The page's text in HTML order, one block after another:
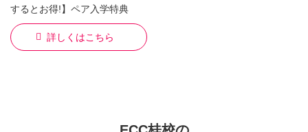
するとお得!】ペア入学特典
詳しくはこちら